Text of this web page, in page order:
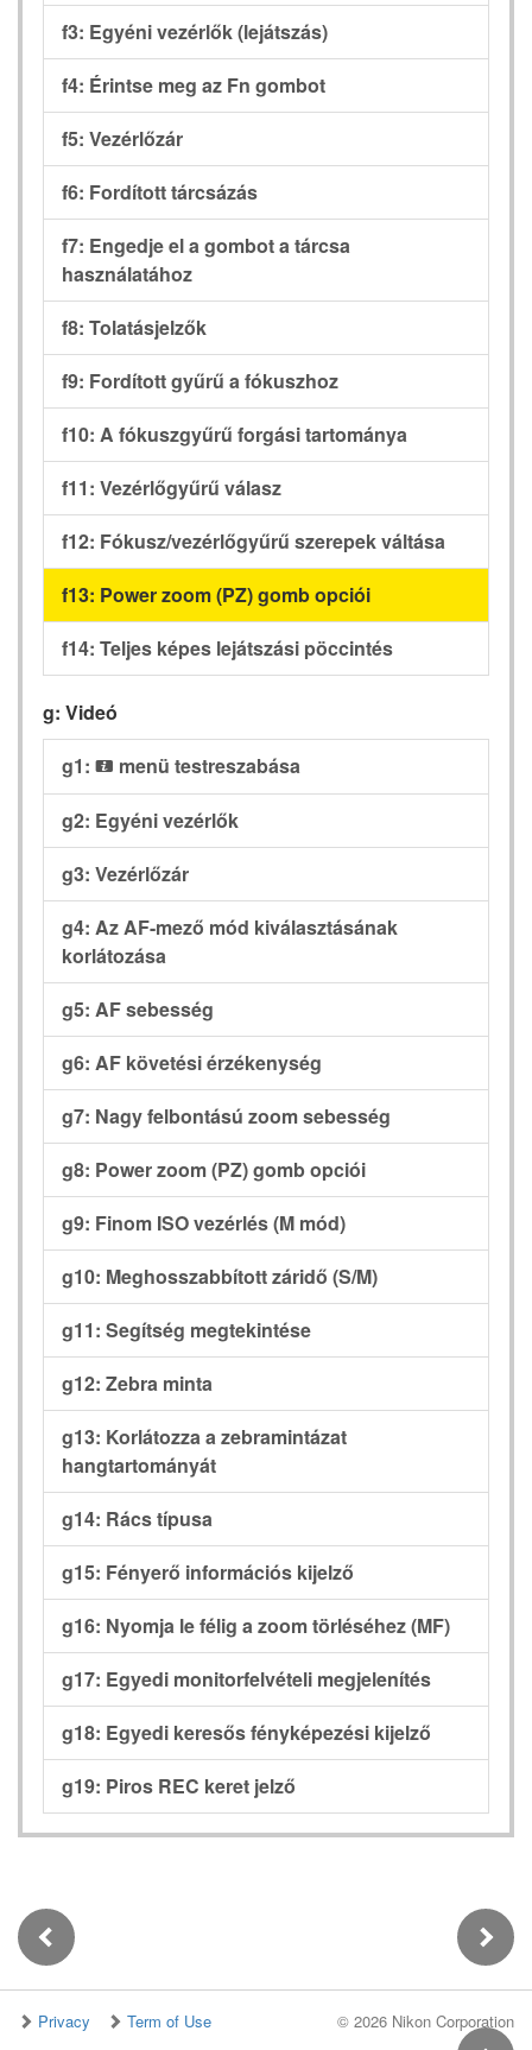
f3: Egyéni vezérlők (lejátszás)
f4: Érintse meg az Fn gombot
f5: Vezérlőzár
f6: Fordított tárcsázás
f7: Engedje el a gombot a tárcsa
használatához
f8: Tolatásjelzők
f9: Fordított gyűrű a fókuszhoz
f10: A fókuszgyűrű forgási tartománya
f11: Vezérlőgyűrű válasz
f12: Fókusz/vezérlőgyűrű szerepek váltása
f13: Power zoom (PZ) gomb opciói
f14: Teljes képes lejátszási pöccintés
g: Videó
g1: i menü testreszabása
g2: Egyéni vezérlők
g3: Vezérlőzár
g4: Az AF-mező mód kiválasztásának
korlátozása
g5: AF sebesség
g6: AF követési érzékenység
g7: Nagy felbontású zoom sebesség
g8: Power zoom (PZ) gomb opciói
g9: Finom ISO vezérlés (M mód)
g10: Meghosszabbított záridő (S/M)
g11: Segítség megtekintése
g12: Zebra minta
g13: Korlátozza a zebramintázat
hangtartományát
g14: Rács típusa
g15: Fényerő információs kijelző
g16: Nyomja le félig a zoom törléséhez (MF)
g17: Egyedi monitorfelvételi megjelenítés
g18: Egyedi keresős fényképezési kijelző
g19: Piros REC keret jelző
Privacy Term of Use © 2026 Nikon Corporation